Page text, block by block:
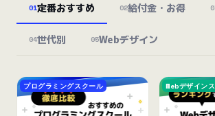
01定番おすすめ 02給付金・お得
04世代別 05Webデザイン
プログラミングスクール Webデザイン